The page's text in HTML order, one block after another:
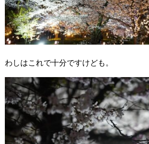
わしはこれで十分ですけども。